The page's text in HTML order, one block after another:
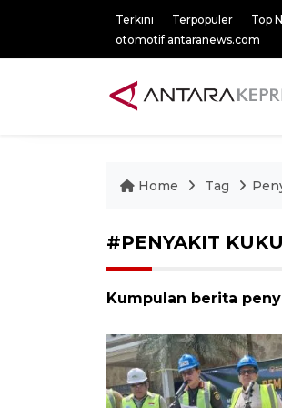
Terkini Terpopuler Top
otomotif.antaranews.com
Home Tag
#PENYAKIT
Kumpulan berita